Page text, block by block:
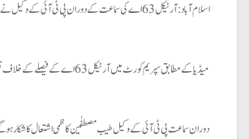
اسلام آباد: آرٹیکل 63 اے کی سماعت کے دوران پی ٹی
میڈیا کے مطابق سپریم کورٹ
دوران سماعت پی ٹی آئی کے وکیل طیب مصطفٰین کاظمی اشتعال کا شکار